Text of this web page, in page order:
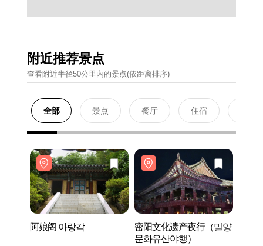
附近推荐景点
查看附近半径50公里內的景点(依距离排序)
全部 景点 餐厅 住宿
阿娘阁 아랑각
密阳文化遗产夜行（밀양
문화유산야행）